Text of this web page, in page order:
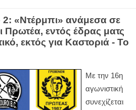
«Ντέρμπι» ανάμεσα σε
Πρωτέα, εντός έδρας ματς
εκτός για Καστοριά - Το
Με την 16η
αγωνιστική
συνεχίζεται